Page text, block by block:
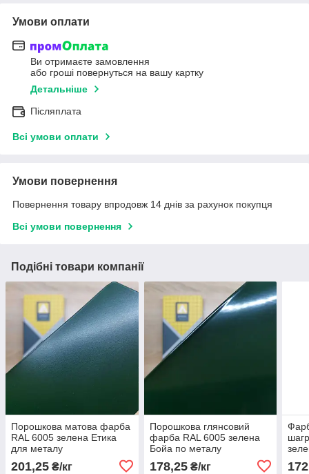
Умови оплати
Ви отримаєте замовлення
або гроші повернуться на вашу картку
Детальніше
Післяплата
Всі умови оплати
Умови повернення
Повернення товару впродовж 14 днів за рахунок покупця
Всі умови повернення
Подібні товари компанії
Порошкова матова фарба
RAL 6005 зелена Етика
для металу
201,25 ₴/кг
Порошкова глянсовий
фарба RAL 6005 зелена
Бойа по металу
178,25₴/кг